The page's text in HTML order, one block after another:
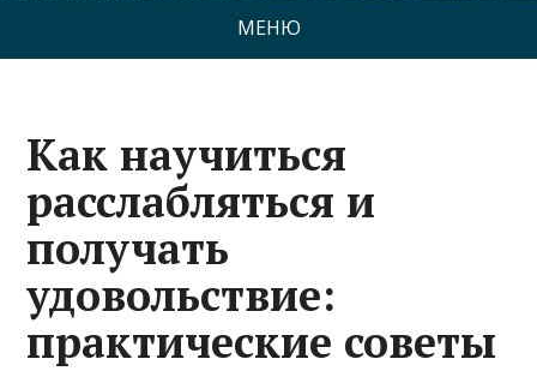
МЕНЮ
Как научиться
расслабляться и
получать
удовольствие:
практические советы